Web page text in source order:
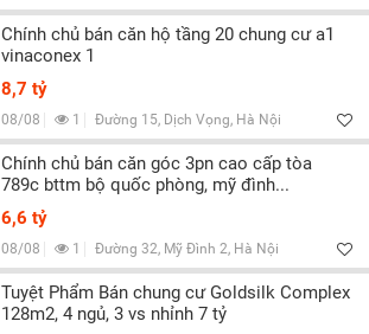
Chính chủ bán căn hộ tầng 20 chung cư a1
vinaconex 1
8,7 tỷ
08/08 1 Đường 15, Dịch Vọng, Hà Nội
Chính chủ bán căn góc 3pn cao cấp tòa
789c bttm bộ quốc phòng, mỹ đình...
6,6 tỷ
08/08 1 Đường 32, Mỹ Đình 2, Hà Nội
Tuyệt Phẩm Bán chung cư Goldsilk Complex
128m2, 4 ngủ, 3 vs nhỉnh 7 tỷ